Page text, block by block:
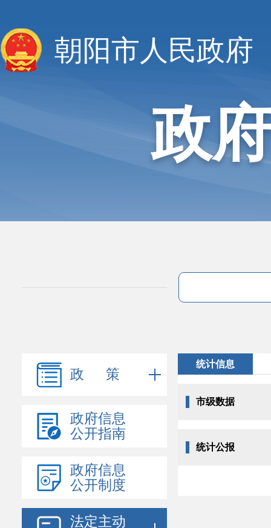
朝阳市人民政府
政
政 策
政府信息
公开指南
政府信息
公开制度
法定主动
统计信息
市级数据
统计公报